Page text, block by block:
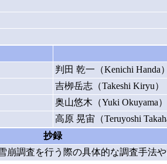
判田 乾一（Kenichi Handa）
吉栁岳志（Takeshi Kiryu）
奥山悠木（Yuki Okuyama）
高原 晃宙（Teruyoshi
抄録
調査を行う際の具体的な調査手法